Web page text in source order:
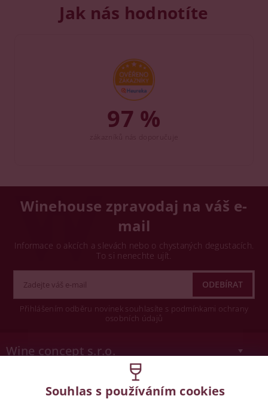
Jak nás hodnotíte
97 %
Winehouse zpravodaj na váš e-
mail
Informace o akcích a slevách nebo o chystaných degustacích.
To si nenechte ujít.
Přihlášením odběru novinek souhlasíte s podmínkami ochrany
osobních údajů
Wine concept s.r.o.
LegislativaSouhlas s používáním cookies